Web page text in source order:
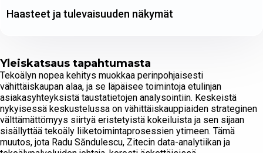
Yleiskatsaus tapahtumasta
Tekoälyn nopea kehitys muokkaa perinpohjaisesti
vähittäiskaupan alaa, ja se läpäisee toimintoja etulinjan
asiakasyhteyksistä taustatietojen analysointiin. Keskeistä
nykyisessä keskustelussa on vähittäiskauppiaiden strateginen
välttämättömyys siirtyä eristetyistä kokeiluista ja sen sijaan
sisällyttää tekoäly liiketoimintaprosessien ytimeen. Tämä
muutos, jota Radu Săndulescu, Zitecin data-analytiikan ja
Haasteet ja tulevaisuuden näkymät